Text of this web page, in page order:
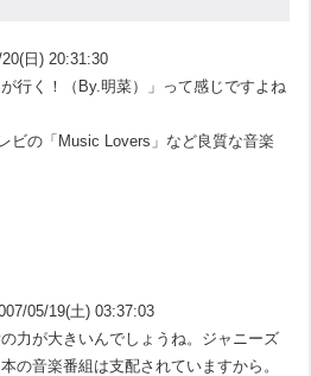
日) 20:31:30
行く！（By.明菜）」って感じですよね
ビの「Music Lovers」など良質な音楽
05/19(土) 03:37:03
力が大きいんでしょうね。ジャニーズ
の音楽番組は支配されていますから。